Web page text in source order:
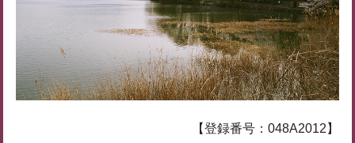
【登録番号：048A2012】